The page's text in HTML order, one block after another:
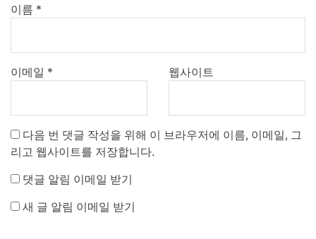
이름 *
이메일 * 웹사이트
다음 번 댓글 작성을 위해 이 브라우저에 이름, 이메일, 그
리고 웹사이트를 저장합니다.
댓글 알림 이메일 받기
새 글 알림 이메일 받기